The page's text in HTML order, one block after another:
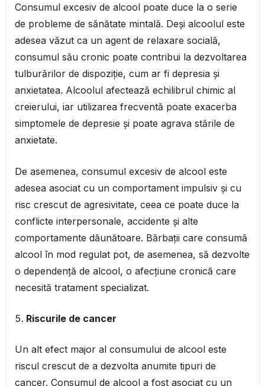
Consumul excesiv de alcool poate duce la o serie
de probleme de sănătate mintală. Deși alcoolul este
adesea văzut ca un agent de relaxare socială,
consumul său cronic poate contribui la dezvoltarea
tulburărilor de dispoziție, cum ar fi depresia și
anxietatea. Alcoolul afectează echilibrul chimic al
creierului, iar utilizarea frecventă poate exacerba
simptomele de depresie și poate agrava stările de
anxietate.
De asemenea, consumul excesiv de alcool este
adesea asociat cu un comportament impulsiv și cu
risc crescut de agresivitate, ceea ce poate duce la
conflicte interpersonale, accidente și alte
comportamente dăunătoare. Bărbații care consumă
alcool în mod regulat pot, de asemenea, să dezvolte
o dependență de alcool, o afecțiune cronică care
necesită tratament specializat.
Riscurile de cancer
Un alt efect major al consumului de alcool este
riscul crescut de a dezvolta anumite tipuri de
cancer. Consumul de alcool a fost asociat cu un